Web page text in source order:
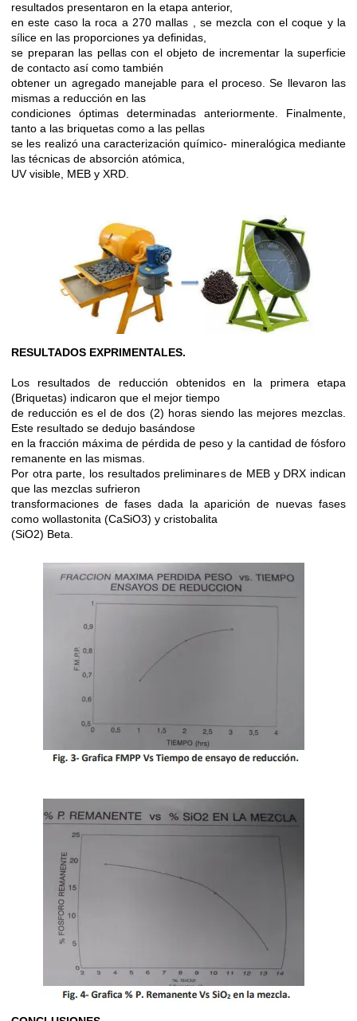
resultados presentaron en la etapa anterior,
en este caso la roca a 270 mallas , se mezcla con el coque y la
sílice en las proporciones ya definidas,
se preparan las pellas con el objeto de incrementar la superficie
de contacto así como también
obtener un agregado manejable para el proceso. Se llevaron las
mismas a reducción en las
condiciones óptimas determinadas anteriormente. Finalmente,
tanto a las briquetas como a las pellas
se les realizó una caracterización químico- mineralógica mediante
las técnicas de absorción atómica,
UV visible, MEB y XRD.
RESULTADOS EXPRIMENTALES.
Los resultados de reducción obtenidos en la primera etapa
(Briquetas) indicaron que el mejor tiempo
de reducción es el de dos (2) horas siendo las mejores mezclas.
Este resultado se dedujo basándose
en la fracción máxima de pérdida de peso y la cantidad de fósforo
remanente en las mismas.
Por otra parte, los resultados preliminares de MEB y DRX indican
que las mezclas sufrieron
transformaciones de fases dada la aparición de nuevas fases
como wollastonita (CaSiO3) y cristobalita
(SiO2) Beta.